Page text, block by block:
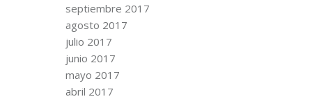
septiembre 2017
agosto 2017
julio 2017
junio 2017
mayo 2017
abril 2017